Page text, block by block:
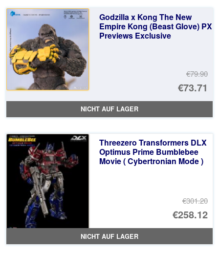
Godzilla x Kong The New
Empire Kong (Beast Glove) PX
Previews Exclusive
€79.90
€73.71
NICHT AUF LAGER
Threezero Transformers DLX
Optimus Prime Bumblebee
Movie ( Cybertronian Mode )
€301.20
€258.12
NICHT AUF LAGER